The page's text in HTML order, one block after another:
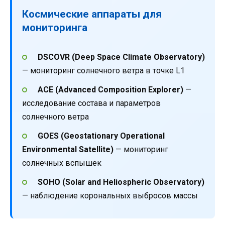
Космические аппараты для
мониторинга
DSCOVR (Deep Space Climate Observatory)
— мониторинг солнечного ветра в точке L1
ACE (Advanced Composition Explorer)—
исследование состава и параметров
солнечного ветра
GOES (Geostationary Operational
Environmental Satellite) — мониторинг
солнечных вспышек
SOHO (Solar and Heliospheric Observatory)
— наблюдение корональных выбросов массы